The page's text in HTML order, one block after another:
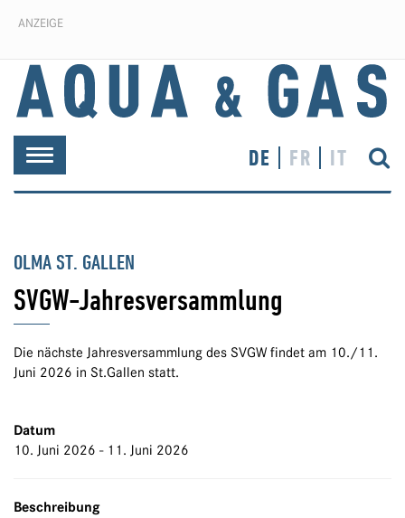
ANZEIGE
Toggle
navigation
DE FR IT
OLMA ST. GALLEN
SVGW-Jahresversammlung
Die nächste Jahresversammlung des SVGW findet am 10./11.
Juni 2026 in St.Gallen statt.
Datum
10. Juni 2026 - 11. Juni 2026
Beschreibung